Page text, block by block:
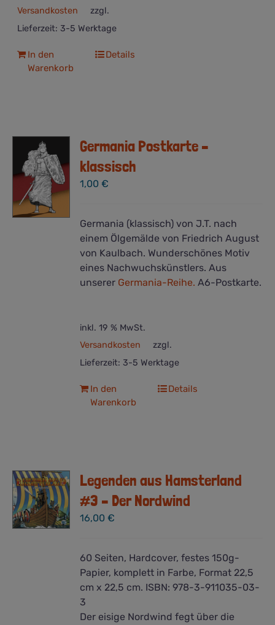
zzgl.
Versandkosten
Lieferzeit: 3-5 Werktage
In den
Warenkorb
Details
Germania Postkarte –
klassisch
1,00€
Germania (klassisch) von J.T. nach
einem Ölgemälde von Friedrich August
von Kaulbach. Wunderschönes Motiv
eines Nachwuchskünstlers. Aus
unserer Germania-Reihe. A6-Postkarte.
inkl. 19 % MwSt.
zzgl.
Versandkosten
Lieferzeit: 3-5 Werktage
In den
Warenkorb
Details
Legenden aus Hamsterland
#3 – Der Nordwind
16,00€
60 Seiten, Hardcover, festes 150g-
Papier, komplett in Farbe, Format 22,5
cm x 22,5 cm. ISBN: 978-3-911035-03-
3
Der eisige Nordwind fegt über die